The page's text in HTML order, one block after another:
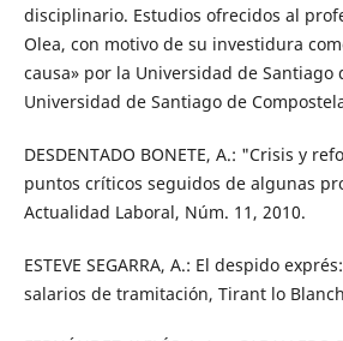
disciplinario. Estudios ofrecidos al
Olea, con motivo de su investidura
causa» por la Universidad de Santiago
Universidad de Santiago de
DESDENTADO BONETE, A.: "Crisis y
puntos críticos seguidos de algunas
Actualidad Laboral, Núm. 11, 2010.
ESTEVE SEGARRA, A.: El despido
salarios de tramitación, Tirant lo